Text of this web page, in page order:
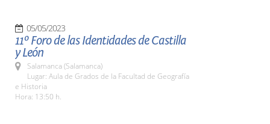
05/05/2023
11º Foro de las Identidades de Castilla
y León
Salamanca (Salamanca)
Lugar: Aula de Grados de la Facultad de Geografía
e Historia
Hora: 13:50 h.